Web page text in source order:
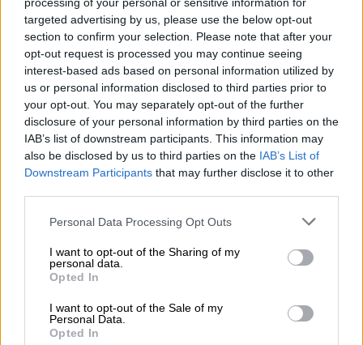
targeted advertising by us, please use the below opt-out
section to confirm your selection. Please note that after your
opt-out request is processed you may continue seeing
interest-based ads based on personal information utilized by
us or personal information disclosed to third parties prior to
your opt-out. You may separately opt-out of the further
disclosure of your personal information by third parties on the
IAB’s list of downstream participants. This information may
also be disclosed by us to third parties on the IAB’s List of
Downstream Participants that may further disclose it to other
Please note that this website/app uses one or more Google
not limited to your visit or usage behaviour. You may click to
grant or deny consent to Google and its third-party tags to
use your data for below specified purposes in below Google
consent section.
Personal Data Processing Opt Outs
I want to opt-out of the Sharing of my
personal data.
Opted In
I want to opt-out of the Sale of my
Personal Data.
Opted In
και πότε θα «χτυπήσουν» σαραντάρια - Τι
λέει ο Κολυδάς
Αναμένονται πολύ υψηλές θερμοκρασίες, με
το κύμα ζέστης να κορυφώνεται